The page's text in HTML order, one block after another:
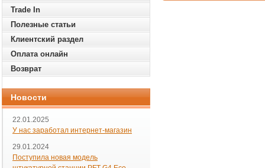
Trade In
Полезные статьи
Клиентский раздел
Оплата онлайн
Возврат
Новости
22.01.2025
У нас заработал интернет-магазин
29.01.2024
Поступила новая модель